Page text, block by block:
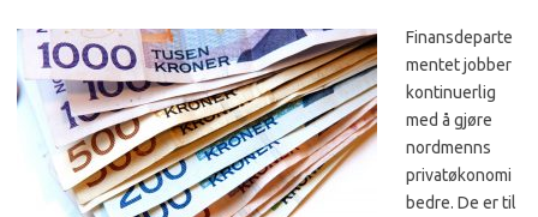
Finansdeparte
mentet jobber
kontinuerlig
med å gjøre
nordmenns
privatøkonomi
bedre. De er til